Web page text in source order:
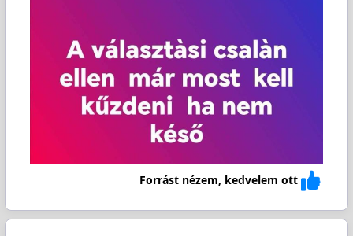
Forrást nézem, kedvelem ott